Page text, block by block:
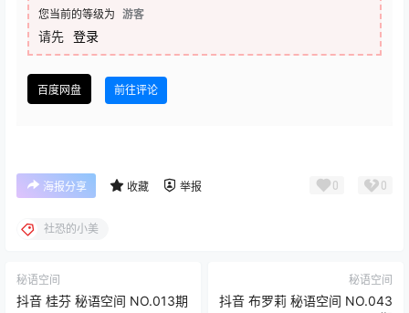
您当前的等级为 游客
请先 登录
百度网盘 前往评论
海报分享 收藏 举报 0 0
社恐的小美
秘语空间
抖音 桂芬 秘语空间 NO.013期
秘语空间
抖音 布罗莉 秘语空间 NO.043